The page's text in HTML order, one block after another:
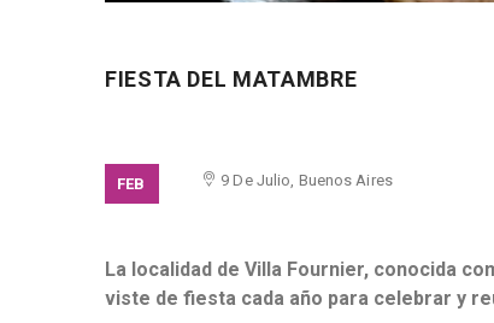
FIESTA DEL MATAMBRE
FEB 9 De Julio, Buenos Aires
La localidad de Villa Fournier, conocida
viste de fiesta cada año para celebrar y